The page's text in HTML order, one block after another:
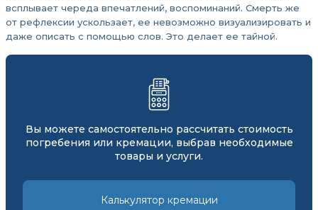
всплывает череда впечатлений, воспоминаний. Смерть же
от рефлексии ускользает, ее невозможно визуализировать и
даже описать с помощью слов. Это делает ее тайной.
Вы можете самостоятельно рассчитать стоимость
погребения или кремации, выбрав необходимые
товары и услуги.
Калькулятор кремации